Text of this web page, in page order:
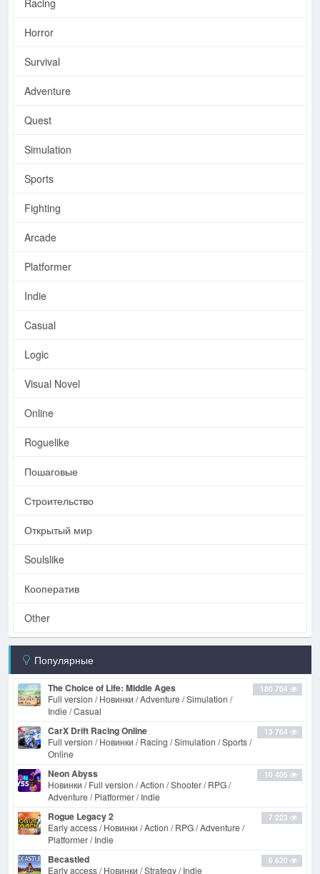
Horror
Survival
Adventure
Quest
Simulation
Sports
Fighting
Arcade
Platformer
Indie
Casual
Logic
Visual Novel
Online
Roguelike
Пошаговые
Строительство
Открытый мир
Soulslike
Кооператив
Other
Популярные
180 704
The Choice of Life: Middle Ages
Full version / Новинки / Adventure / Simulation /
Indie / Casual
13 764
CarX Drift Racing Online
Full version / Новинки / Racing / Simulation / Sports /
Online
10 405
Neon Abyss
Новинки / Full version / Action / Shooter / RPG /
Adventure / Platformer / Indie
7 223
Rogue Legacy 2
Early access / Новинки / Action / RPG / Adventure /
Platformer / Indie
6 620
Becastled
Early access / Новинки / Strategy / Indie